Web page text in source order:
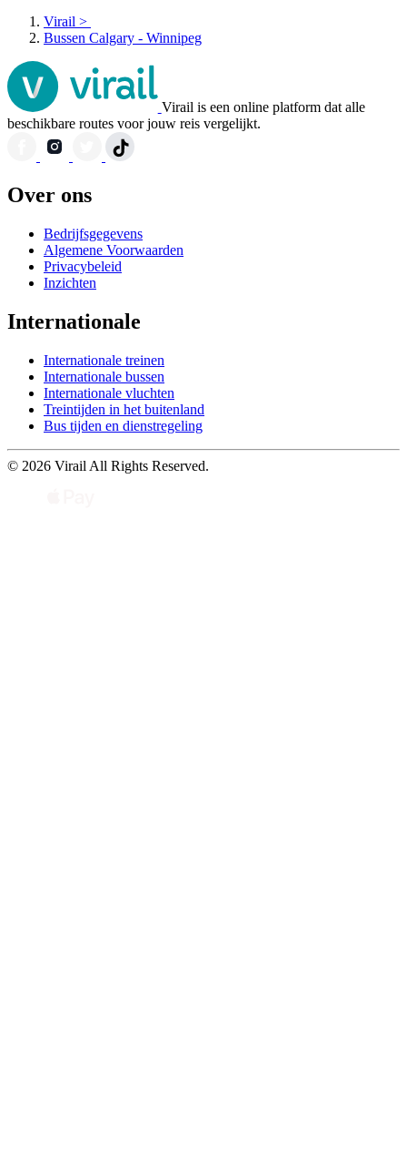
Virail >
Bussen Calgary - Winnipeg
Virail is een online platform dat alle
beschikbare routes voor jouw reis vergelijkt.
Over ons
Bedrijfsgegevens
Algemene Voorwaarden
Privacybeleid
Inzichten
Internationale
Internationale treinen
Internationale bussen
Internationale vluchten
Treintijden in het buitenland
Bus tijden en dienstregeling
© 2026 Virail All Rights Reserved.